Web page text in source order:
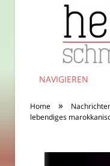
NAVIGIEREN
Home »
lebendiges